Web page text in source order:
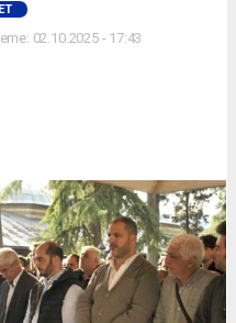
02.10.2025 - 17:43